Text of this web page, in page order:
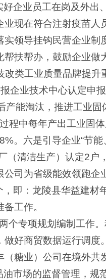
企业员工在岗及外出
现在符合注射疫苗人
领导挂钩民营企业制
扶帮办，鼓励企业做
改类工业质量品牌提升
企业技术中心认定申
产能淘汰，推进工业固
程中每年产出工业固
。六是引导企业“节能
（清洁生产）认定2户
司为省级能效领跑企
即：龙陵县华益建材
工作。
个专项规划编制工作
好商贸数据运行调度
糖业）公司在境外共
市场的监督管理，规